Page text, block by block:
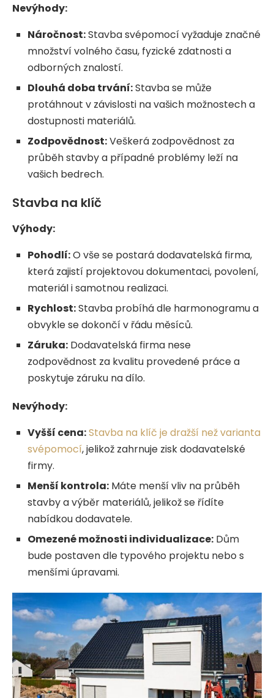
Nevýhody:
Náročnost:Stavba svépomocí vyžaduje značné
množství volného času, fyzické zdatnosti a
odborných znalostí.
Dlouhá doba trvání:Stavba se může
protáhnout v závislosti na vašich možnostech a
dostupnosti materiálů.
Zodpovědnost:Veškerá zodpovědnost za
průběh stavby a případné problémy leží na
vašich bedrech.
Stavba na klíč
Výhody:
Pohodlí:O vše se postará dodavatelská firma,
která zajistí projektovou dokumentaci, povolení,
materiál i samotnou realizaci.
Rychlost:Stavba probíhá dle harmonogramu a
obvykle se dokončí v řádu měsíců.
Záruka: Dodavatelská firma nese
zodpovědnost za kvalitu provedené práce a
poskytuje záruku na dílo.
Nevýhody:
Vyšší cena:Stavba na klíč je dražší než varianta
svépomocí, jelikož zahrnuje zisk dodavatelské
firmy.
Menší kontrola: Máte menší vliv na průběh
stavby a výběr materiálů, jelikož se řídíte
nabídkou dodavatele.
Omezené možnosti individualizace: Dům
bude postaven dle typového projektu nebo s
menšími úpravami.